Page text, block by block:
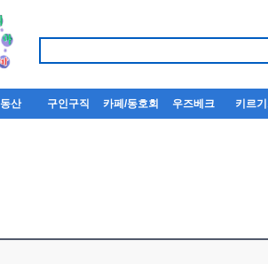
산 구인구직 카페/동호회 우즈베크 키르